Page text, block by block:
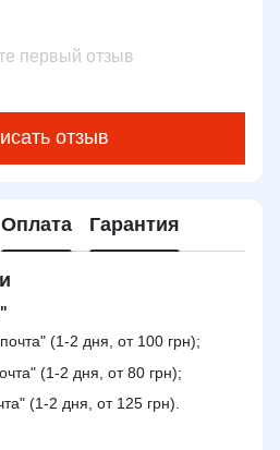
первый отзыв
отзыв
Оплата Гарантия
(1-2 дня, от 100 грн);
(1-2 дня, от 80 грн);
(1-2 дня, от 125 грн).